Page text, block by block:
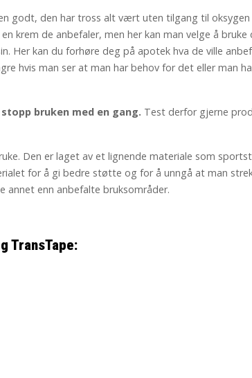
godt, den har tross alt vært uten tilgang til oksygen
krem de anbefaler, men her kan man velge å
Her kan du forhøre deg på apotek hva de ville
hvis man ser at man har behov for det eller man
bruken med en gang. Test derfor gjerne
Den er laget av et lignende materiale som
for å gi bedre støtte og for å unngå at man
annet enn anbefalte bruksområder.
TransTape: